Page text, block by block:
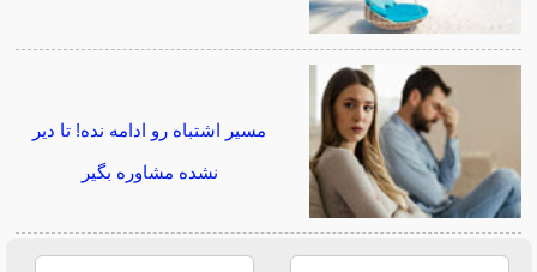
مسیر اشتباه رو ادامه نده! تا دیر
نشده مشاوره بگیر